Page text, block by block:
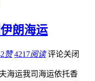
朗海运
赞 4217阅读 评论关闭
海运我司海运依托香